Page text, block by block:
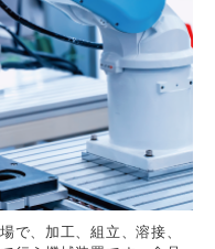
で、加工、組立、溶接、